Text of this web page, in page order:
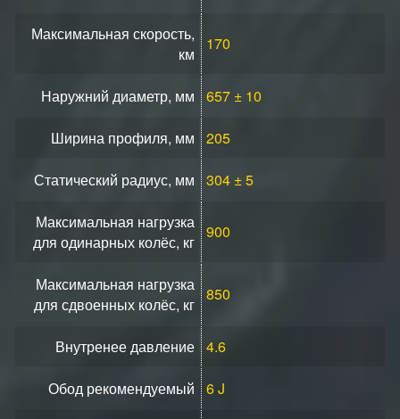
Максимальная скорость,
км
170
Наружний диаметр, мм 657 ± 10
Ширина профиля, мм 205
Статический радиус, мм 304 ± 5
Максимальная нагрузка
для одинарных колёс, кг
900
Максимальная нагрузка
для сдвоенных колёс, кг
850
Внутренее давление 4.6
Обод рекомендуемый 6 J